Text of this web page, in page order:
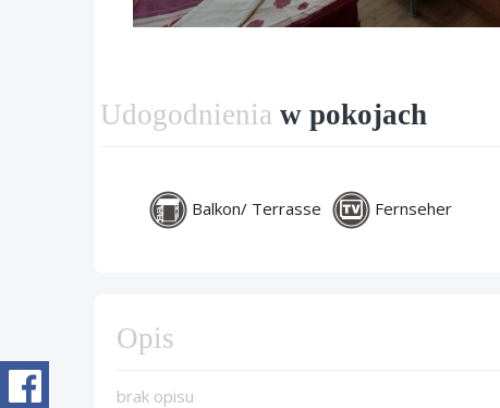
Udogodnienia w pokojach
Balkon/ Terrasse Fernseher
Opis
brak opisu